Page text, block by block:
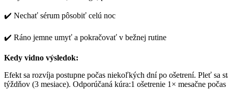
✔️ Nechať sérum pôsobiť celú noc
✔️ Ráno jemne umyť a pokračovať v bežnej rutine
Kedy vidno výsledok:
Efekt sa rozvíja postupne počas niekoľkých dní po ošetrení. Pleť sa
týždňov (3 mesiace). Odporúčaná kúra:1 ošetrenie 1× mesačne